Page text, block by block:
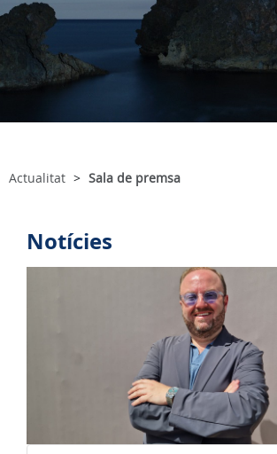
Actualitat Sala de premsa
Notícies